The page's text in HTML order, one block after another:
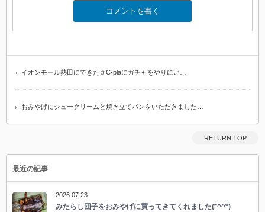
イオンモール熱田にできた＃C-plaにガチャをやりにい…
おみやげにシュークリームと焼き立てパンをいただきました…
RETURN TOP
最近の記事
2026.07.23
みたらし団子をおみやげに買ってきてくれました(*^^*)